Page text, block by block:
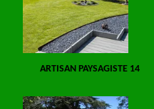
ARTISAN PAYSAGISTE 14